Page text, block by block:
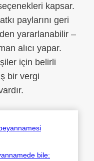
kapsar.
paylarını geri
yararlanabilir –
alıcı yapar.
için belirli
bir vergi
bile: